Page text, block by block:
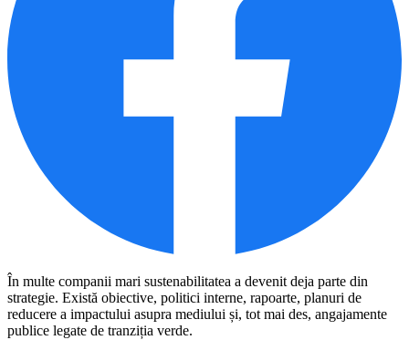
În multe companii mari sustenabilitatea a devenit deja parte din
strategie. Există obiective, politici interne, rapoarte, planuri de
reducere a impactului asupra mediului și, tot mai des, angajamente
publice legate de tranziția verde.